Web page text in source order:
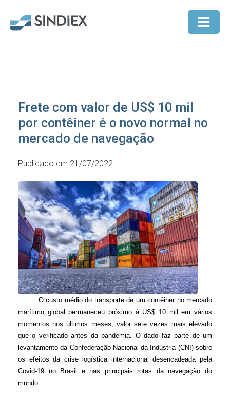
Frete com valor de US$ 10 mil
por contêiner é o novo normal no
mercado de navegação
Publicado em 21/07/2022
O custo médio do transporte de um contêiner no mercado
marítimo global permaneceu próximo à US$ 10 mil em vários
momentos nos últimos meses, valor sete vezes mais elevado
que o verificado antes da pandemia. O dado faz parte de um
levantamento da Confederação Nacional da Indústria (CNI) sobre
os efeitos da crise logística internacional desencadeada pela
Covid-19 no Brasil e nas principais rotas da navegação do
mundo.